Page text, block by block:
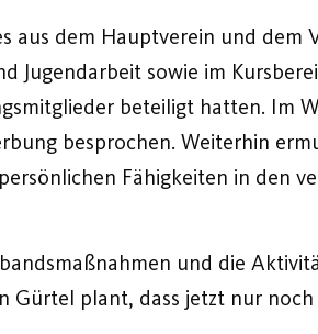
dem Hauptverein und dem
Jugendarbeit sowie im
beteiligt hatten. Im
besprochen. Weiterhin
Fähigkeiten in den
und die
Gürtel plant, dass jetzt nur